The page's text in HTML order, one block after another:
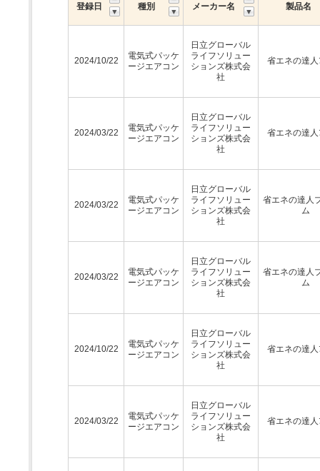
登録日 種別 メーカー名 製品名
2024/10/22
電気式パッケ
ージエアコン
日立グローバル
ライフソリュー
ションズ株式会
社
省エネの達人
2024/03/22
電気式パッケ
ージエアコン
日立グローバル
ライフソリュー
ションズ株式会
社
省エネの達人
2024/03/22
電気式パッケ
ージエアコン
日立グローバル
ライフソリュー
ションズ株式会
社
省エネの達人
ム
2024/03/22
電気式パッケ
ージエアコン
日立グローバル
ライフソリュー
ションズ株式会
社
省エネの達人
ム
2024/10/22
電気式パッケ
ージエアコン
日立グローバル
ライフソリュー
ションズ株式会
社
省エネの達人
2024/03/22
電気式パッケ
ージエアコン
日立グローバル
ライフソリュー
ションズ株式会
社
省エネの達人